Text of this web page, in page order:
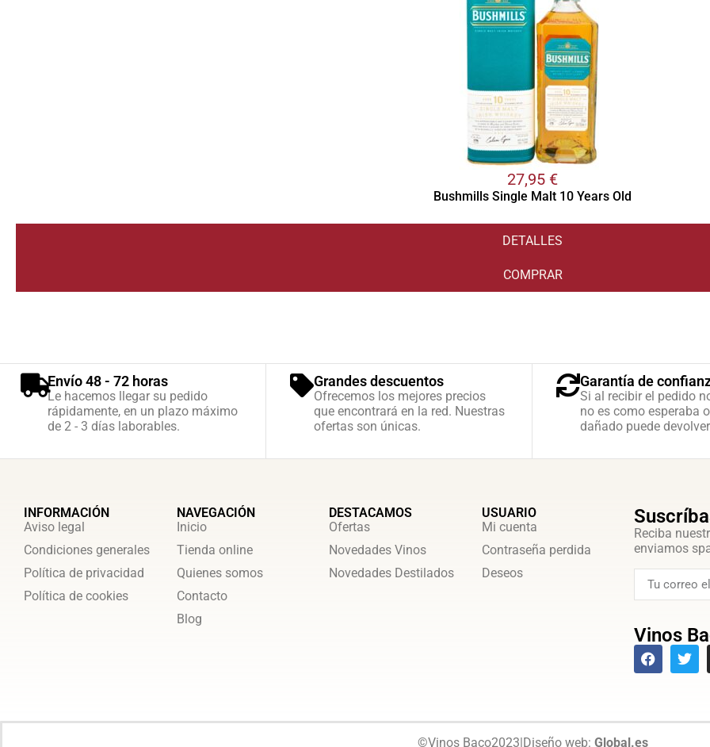
27,95 €
Bushmills Single Malt 10 Years Old
DETALLES
COMPRAR
Envío 48 - 72 horas
Le hacemos llegar su pedido
rápidamente, en un plazo máximo
de 2 - 3 días laborables.
Grandes descuentos
Ofrecemos los mejores precios
que encontrará en la red. Nuestras
ofertas son únicas.
Garantía de
Si al recibir el pedido
no es como esperaba
dañado puede
INFORMACIÓN
Aviso legal
Condiciones generales
Política de privacidad
Política de cookies
NAVEGACIÓN
Inicio
Tienda online
Quienes somos
Contacto
Blog
DESTACAMOS
Ofertas
Novedades Vinos
Novedades Destilados
USUARIO
Mi cuenta
Contraseña perdida
Deseos
Reciba
enviamos
Vinos
©Vinos Baco2023|Diseño web: Global.es